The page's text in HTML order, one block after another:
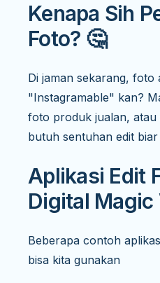
Kenapa Sih
Foto? 🤔
Di jaman sekarang, foto
"Instagramable" kan?
foto produk jualan, atau
butuh sentuhan edit biar
Aplikasi Edit
Digital Magic
Beberapa contoh
bisa kita gunakan